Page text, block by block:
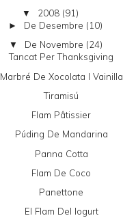
▼ 2008 (91)
► De Desembre (10)
▼ De Novembre (24)
Tancat Per Thanksgiving
Marbré De Xocolata I Vainilla
Tiramisú
Flam Pâtissier
Púding De Mandarina
Panna Cotta
Flam De Coco
Panettone
El Flam Del Iogurt